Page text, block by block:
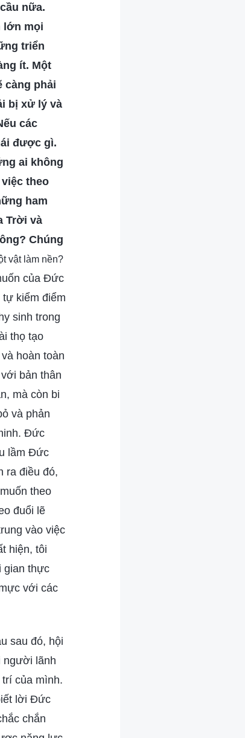
nữa.
lớn mọi
triển
ít. Một
càng phải
bị xử lý và
các
được gì.
ai không
theo
ham
Trời và
Chúng
vật làm nền?
của Đức
kiểm điểm
sinh trong
thọ tạo
hoàn toàn
bản thân
mà còn bi
và phản
Đức
lầm Đức
ra điều đó,
theo
đuổi lẽ
vào việc
hiện, tôi
gian thực
với các
sau đó, hội
người lãnh
của mình.
lời Đức
chắn